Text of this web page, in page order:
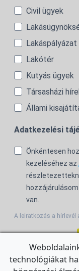
Civil ügyek
Lakáspályázat
Lakótér
Kutyás ügyek
Társasházi
Állami
Adatkezelési
Önkéntesen
kezeléséhez az
van.
A leiratkozás a hírlevél
For the English
technológiákat